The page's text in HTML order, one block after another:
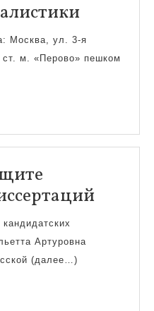
Москва, ул. 3-я
м. «Перово» пешком
Артуровна
(далее…)